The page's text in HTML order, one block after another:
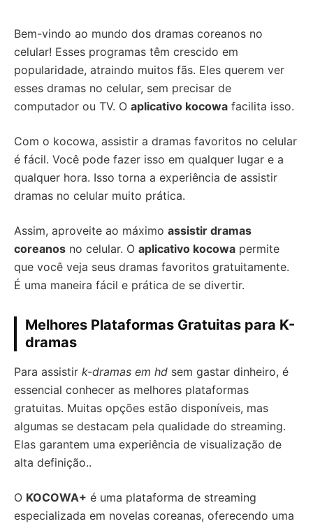
Bem-vindo ao mundo dos dramas coreanos no
celular! Esses programas têm crescido em
popularidade, atraindo muitos fãs. Eles querem ver
esses dramas no celular, sem precisar de
computador ou TV. O aplicativo kocowa facilita isso.
Com o kocowa, assistir a dramas favoritos no celular
é fácil. Você pode fazer isso em qualquer lugar e a
qualquer hora. Isso torna a experiência de assistir
dramas no celular muito prática.
Assim, aproveite ao máximo assistir dramas
coreanos no celular. O aplicativo kocowa permite
que você veja seus dramas favoritos gratuitamente.
É uma maneira fácil e prática de se divertir.
Melhores Plataformas Gratuitas para K-
dramas
Para assistir k-dramas em hd sem gastar dinheiro, é
essencial conhecer as melhores plataformas
gratuitas. Muitas opções estão disponíveis, mas
algumas se destacam pela qualidade do streaming.
Elas garantem uma experiência de visualização de
alta definição..
O KOCOWA+ é uma plataforma de streaming
especializada em novelas coreanas, oferecendo uma